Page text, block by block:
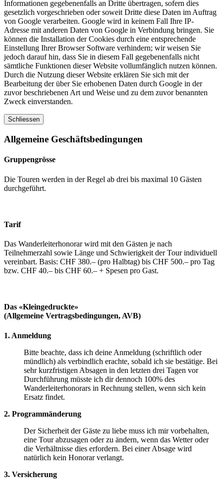
Informationen gegebenenfalls an Dritte übertragen, sofern dies
gesetzlich vorgeschrieben oder soweit Dritte diese Daten im Auftrag
von Google verarbeiten. Google wird in keinem Fall Ihre IP-
Adresse mit anderen Daten von Google in Verbindung bringen. Sie
können die Installation der Cookies durch eine entsprechende
Einstellung Ihrer Browser Software verhindern; wir weisen Sie
jedoch darauf hin, dass Sie in diesem Fall gegebenenfalls nicht
sämtliche Funktionen dieser Website vollumfänglich nutzen können.
Durch die Nutzung dieser Website erklären Sie sich mit der
Bearbeitung der über Sie erhobenen Daten durch Google in der
zuvor beschriebenen Art und Weise und zu dem zuvor benannten
Zweck einverstanden.
Schliessen
Allgemeine Geschäftsbedingungen
Gruppengrösse
Die Touren werden in der Regel ab drei bis maximal 10 Gästen
durchgeführt.
Tarif
Das Wanderleiterhonorar wird mit den Gästen je nach
Teilnehmerzahl sowie Länge und Schwierigkeit der Tour individuell
vereinbart. Basis: CHF 380.– (pro Halbtag) bis CHF 500.– pro Tag
bzw. CHF 40.– bis CHF 60.– + Spesen pro Gast.
Das «Kleingedruckte»
(Allgemeine Vertragsbedingungen, AVB)
1. Anmeldung
Bitte beachte, dass ich deine Anmeldung (schriftlich oder
mündlich) als verbindlich erachte, sobald ich sie bestätige. Bei
sehr kurzfristigen Absagen in den letzten drei Tagen vor
Durchführung müsste ich dir dennoch 100% des
Wanderleiterhonorars in Rechnung stellen, wenn sich kein
Ersatz findet.
2. Programmänderung
Der Sicherheit der Gäste zu liebe muss ich mir vorbehalten,
eine Tour abzusagen oder zu ändern, wenn das Wetter oder
die Verhältnisse dies erfordern. Bei einer Absage wird
natürlich kein Honorar verlangt.
3. Versicherung